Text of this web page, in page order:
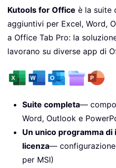
Kutools for Office è la suite
aggiuntivi per Excel, Word,
a Office Tab Pro: la
lavorano su diverse app di
Suite completa—
Word, Outlook e
Un unico programma di
licenza—
per MSI)